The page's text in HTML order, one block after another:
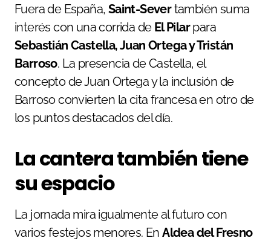
Fuera de España, Saint-Severtambién suma
interés con una corrida de El Pilarpara
Sebastián Castella, Juan Ortega y Tristán
Barroso. La presencia de Castella, el
concepto de Juan Ortega y la inclusión de
Barroso convierten la cita francesa en otro de
los puntos destacados del día.
La cantera también tiene
su espacio
La jornada mira igualmente al futuro con
varios festejos menores. EnAldea del Fresno